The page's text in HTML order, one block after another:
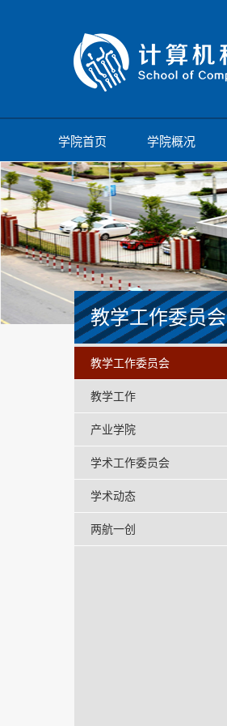
学院首页 学院概况
教学工作委员会
教学工作委员会
教学工作
产业学院
学术工作委员会
学术动态
两航一创